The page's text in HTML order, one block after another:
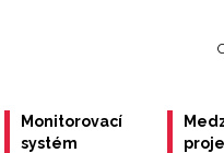
Monitorovací
systém